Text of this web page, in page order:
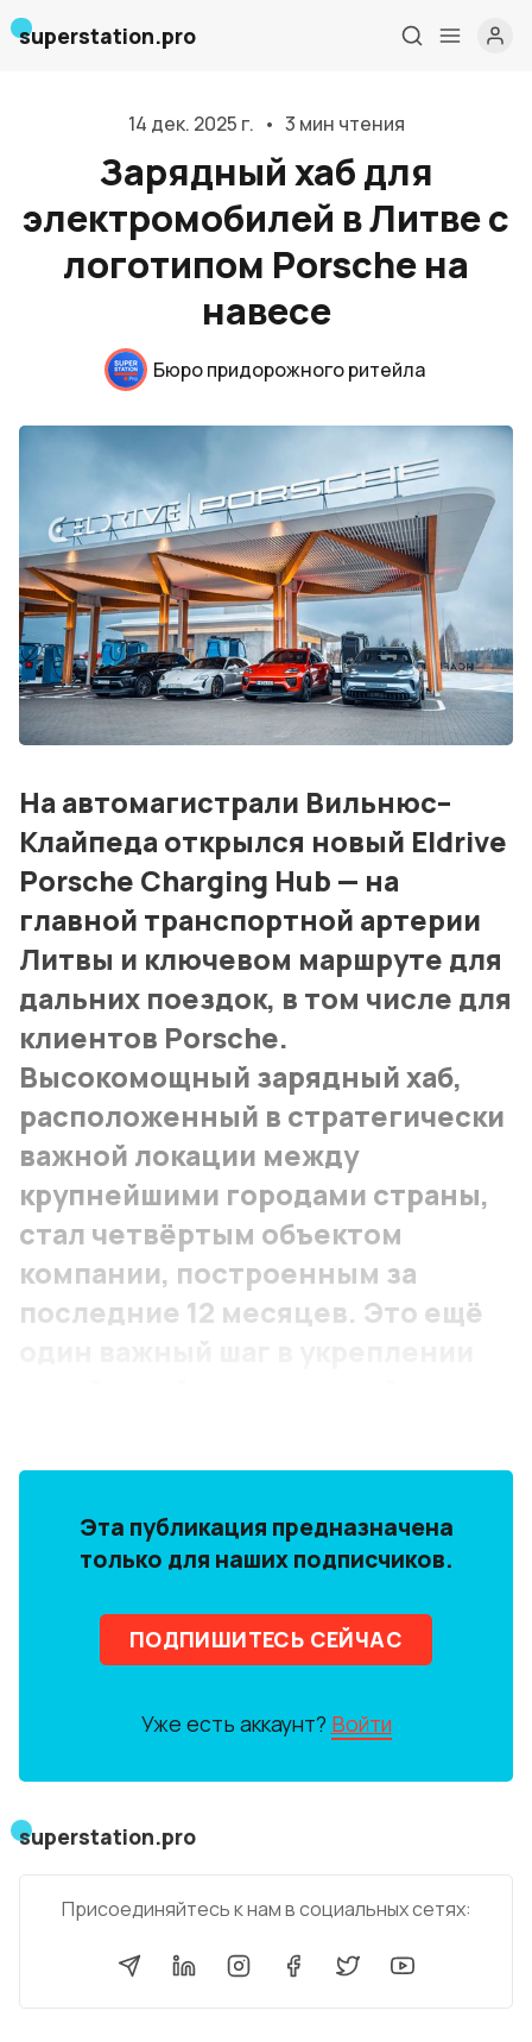
Главная
О нас
Дизайн и проектирование
Консалтинг и обучение
Блог
События
Контакты
Лучшие АЗС мира
Мнения
Видео
Подписка
Условия использования материалов
Политика конфиденциальности и cookie
superstation.pro
14 дек. 2025 г. • 3 мин чтения
Зарядный хаб для
электромобилей в Литве с
логотипом Porsche на
навесе
Бюро придорожного ритейла
На автомагистрали Вильнюс–
Клайпеда открылся новый Eldrive
Porsche Charging Hub — на
главной транспортной артерии
Литвы и ключевом маршруте для
дальних поездок, в том числе для
клиентов Porsche.
Высокомощный зарядный хаб,
расположенный в стратегически
важной локации между
крупнейшими городами страны,
стал четвёртым объектом
компании, построенным за
последние 12 месяцев. Это ещё
Эта публикация предназначена
только для наших подписчиков.
ПОДПИШИТЕСЬ СЕЙЧАС
Уже есть аккаунт? Войти
superstation.pro
Присоединяйтесь к нам в социальных сетях: